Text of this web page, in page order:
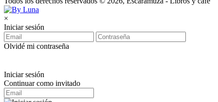
×
Iniciar sesión
Olvidé mi contraseña
Iniciar sesión
Continuar como invitado